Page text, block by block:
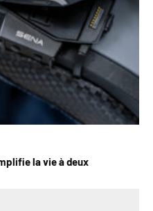
la vie à deux